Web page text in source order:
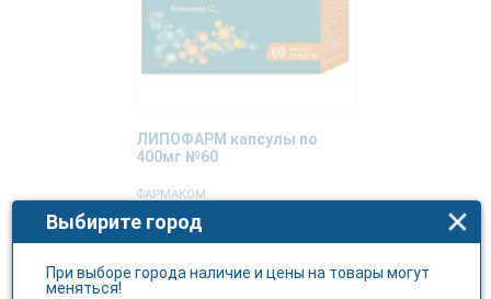
ЛИПОФАРМ капсулы по
400мг №60
ФАРМАКОМ
1459.1 грн.
Выбирите город
При выборе города наличие и цены на товары могут
меняться!